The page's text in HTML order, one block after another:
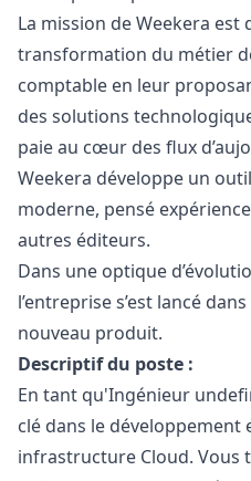
La mission de Weekera est
transformation du métier
comptable en leur
des solutions
paie au cœur des flux
Weekera développe un
moderne, pensé
autres éditeurs.
Dans une optique
l’entreprise s’est lancé
nouveau produit.
Descriptif du poste :
En tant qu'Ingénieur
clé dans le développement
infrastructure Cloud. Vous